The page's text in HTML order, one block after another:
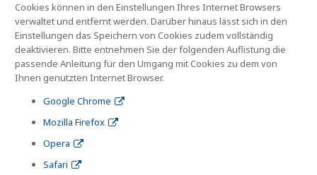
Cookies können in den Einstellungen Ihres Internet Browsers
verwaltet und entfernt werden. Darüber hinaus lässt sich in den
Einstellungen das Speichern von Cookies zudem vollständig
deaktivieren. Bitte entnehmen Sie der folgenden Auflistung die
passende Anleitung für den Umgang mit Cookies zu dem von
Ihnen genutzten Internet Browser.
Google Chrome
Mozilla Firefox
Opera
Safari